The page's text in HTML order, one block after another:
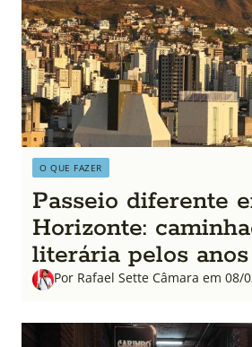
O QUE FAZER
Passeio diferente
Horizonte:
literária pelos anos
Por Rafael Sette Câmara em 08/